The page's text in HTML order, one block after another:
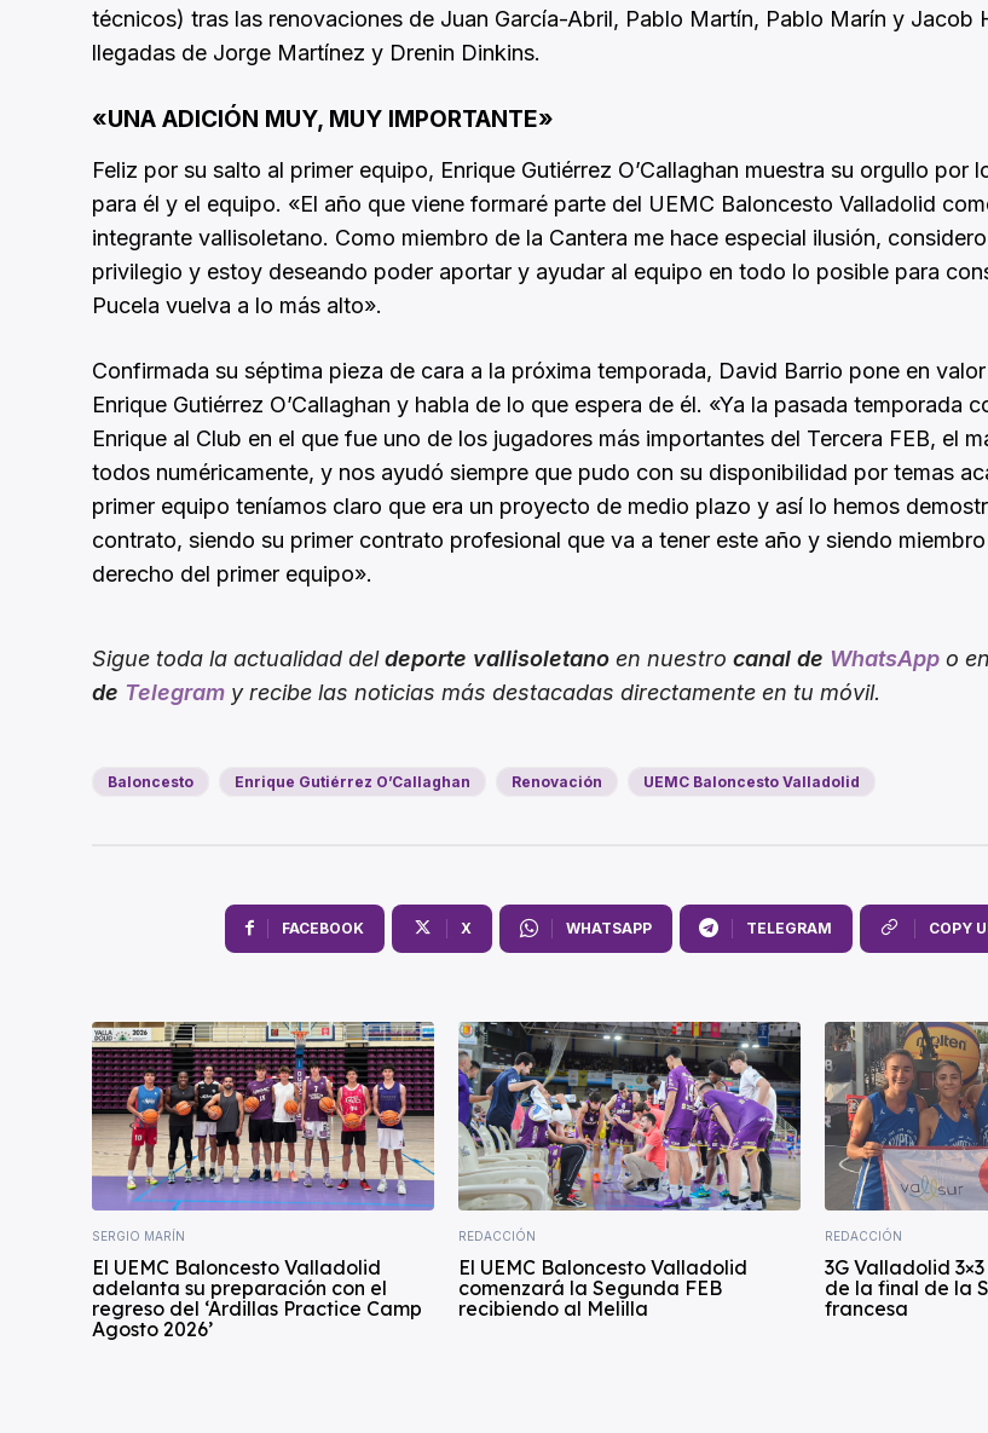
técnicos) tras las renovaciones de Juan García-Abril, Pablo Martín, Pablo Marín y Jacob
llegadas de Jorge Martínez y Drenin Dinkins.
«UNA ADICIÓN MUY, MUY IMPORTANTE»
Feliz por su salto al primer equipo, Enrique Gutiérrez O’Callaghan muestra su orgullo por
para él y el equipo. «El año que viene formaré parte del UEMC Baloncesto Valladolid
integrante vallisoletano. Como miembro de la Cantera me hace especial ilusión,
privilegio y estoy deseando poder aportar y ayudar al equipo en todo lo posible para
Pucela vuelva a lo más alto».
Confirmada su séptima pieza de cara a la próxima temporada, David Barrio pone en
Enrique Gutiérrez O’Callaghan y habla de lo que espera de él. «Ya la pasada temporada
Enrique al Club en el que fue uno de los jugadores más importantes del Tercera FEB, el
todos numéricamente, y nos ayudó siempre que pudo con su disponibilidad por temas
primer equipo teníamos claro que era un proyecto de medio plazo y así lo hemos
contrato, siendo su primer contrato profesional que va a tener este año y siendo
derecho del primer equipo».
Sigue toda la actualidad deldeporte vallisoletano en nuestro canal de WhatsApp o
de Telegram y recibe las noticias más destacadas directamente en tu móvil.
Baloncesto Enrique Gutiérrez O’Callaghan Renovación UEMC Baloncesto Valladolid
FACEBOOK X WHATSAPP TELEGRAM COPY
SERGIO MARÍN
El UEMC Baloncesto Valladolid
adelanta su preparación con el
regreso del ‘Ardillas Practice Camp
Agosto 2026’
REDACCIÓN
El UEMC Baloncesto Valladolid
comenzará la Segunda FEB
recibiendo al Melilla
REDACCIÓN
3G Valladolid
de la final de la
francesa